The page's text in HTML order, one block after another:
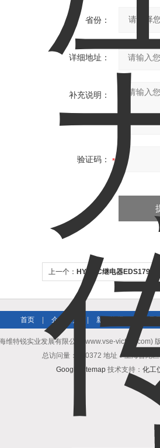
省份：
详细地址：
补充说明：
验证码：
上一个： HYDAC继电器EDS1791
首页 企业简介 新闻资讯
维特锐实业发展有限公司(www.vse-victory.com)
总访问量：510372 地址：上海普陀
GoogleSitemap 技术支持： 化工